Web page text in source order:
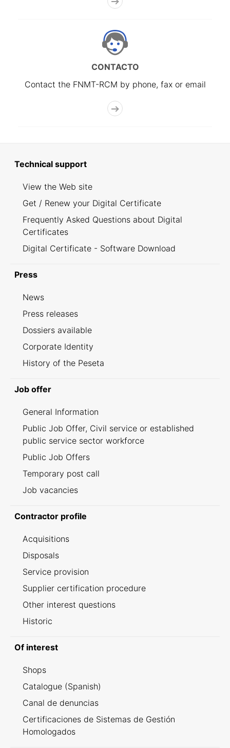
CONTACTO
Contact the FNMT-RCM by phone, fax or email
Technical support
View the Web site
Get / Renew your Digital Certificate
Frequently Asked Questions about Digital
Certificates
Digital Certificate - Software Download
Press
News
Press releases
Dossiers available
Corporate Identity
History of the Peseta
Job offer
General Information
Public Job Offer, Civil service or established
public service sector workforce
Public Job Offers
Temporary post call
Job vacancies
Contractor profile
Acquisitions
Disposals
Service provision
Supplier certification procedure
Other interest questions
Historic
Of interest
Shops
Catalogue (Spanish)
Canal de denuncias
Certificaciones de Sistemas de Gestión
Homologados